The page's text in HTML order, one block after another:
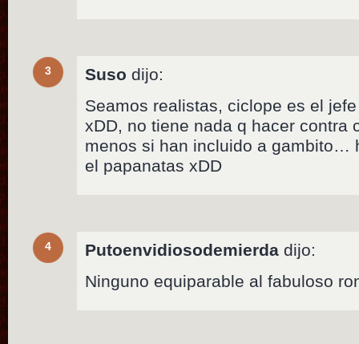
3 Suso dijo:
Seamos realistas, ciclope es el
xDD, no tiene nada q hacer contra
menos si han incluido a gambito…
el papanatas xDD
4 Putoenvidiosodemierda dijo:
Ninguno equiparable al fabuloso